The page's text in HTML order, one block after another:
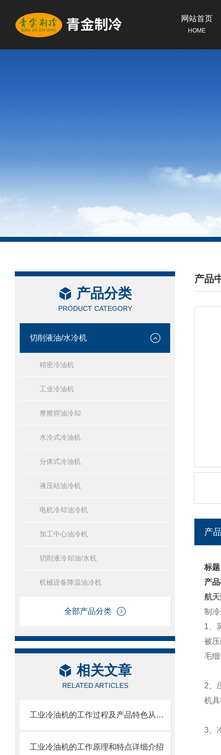
网站首页
HOME
产品分类
PRODUCT CATEGORY
切削液油/水冷机
精密冷油机
工业冷油机
摩擦焊油冷却
水冷式冷油机
分体式冷油机
液压站油冷机
电机冷却油冷机
加工中心油冷机
切削液冷却油/水机
机械设备降温油冷机
全部产品分类
相关文章
RELATED ARTICLES
工业冷油机的工作过程及产品特色从这里开始了解
工业冷油机的工作原理和特点详细介绍
产品
/
产
标
产
航
制
1、
被
毛
2、
机
3、